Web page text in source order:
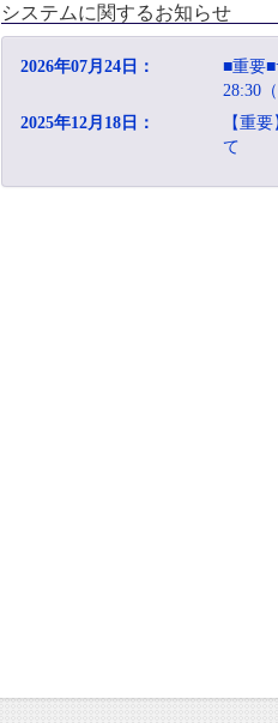
システムに関するお知らせ
2026年07月24日：
■重要
28:30
2025年12月18日：
【重
て